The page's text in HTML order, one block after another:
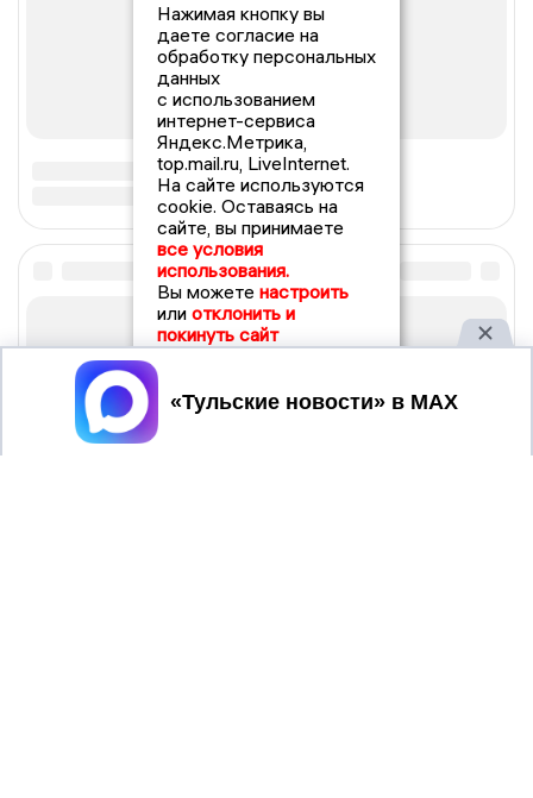
Нажимая кнопку вы
даете согласие на
обработку персональных
данных
с использованием
интернет-сервиса
Яндекс.Метрика,
top.mail.ru, LiveInternet.
На сайте используются
cookie. Оставаясь на
сайте, вы принимаете
все условия
использования.
Вы можете настроить
или отклонить и
покинуть сайт
Принять